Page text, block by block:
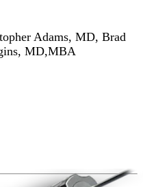
Adams, MD, Brad
MD,MBA